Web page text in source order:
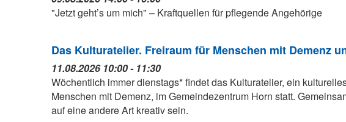
"Jetzt geht’s um mich" – Kraftquellen für pflegende Angehörige
Das Kulturatelier. Freiraum für Menschen mit Demenz
11.08.2026 10:00 - 11:30
Wöchentlich immer dienstags* findet das Kulturatelier, ein
Menschen mit Demenz, im Gemeindezentrum Horn statt.
auf eine andere Art kreativ sein.